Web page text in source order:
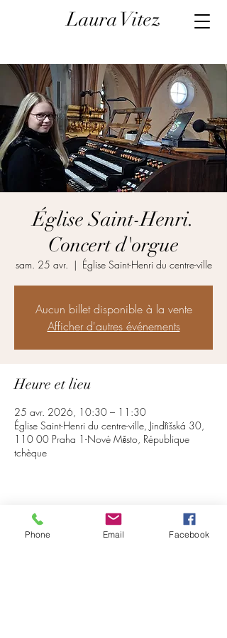
Laura Vitez
Église Saint-Henri.
Concert d'orgue
sam. 25 avr.
  |
Église Saint-Henri du centre-ville
Aucun billet disponible à la vente
Afficher d'autres événements
Heure et lieu
25 avr. 2026, 10:30 – 11:30
Église Saint-Henri du centre-ville, Jindřišská 30,
110 00 Praha 1-Nové Město, République
tchèque
Partager cet événement
Phone Email Facebook